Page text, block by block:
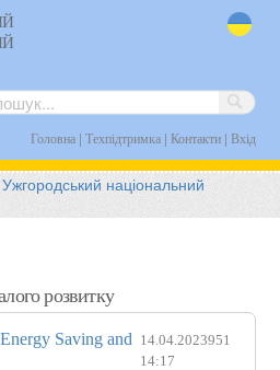
Головна| Техпідтримка| Контакти| Вхід
Ужгородський національний
розвитку
Saving and 14.04.2023
14:17
951